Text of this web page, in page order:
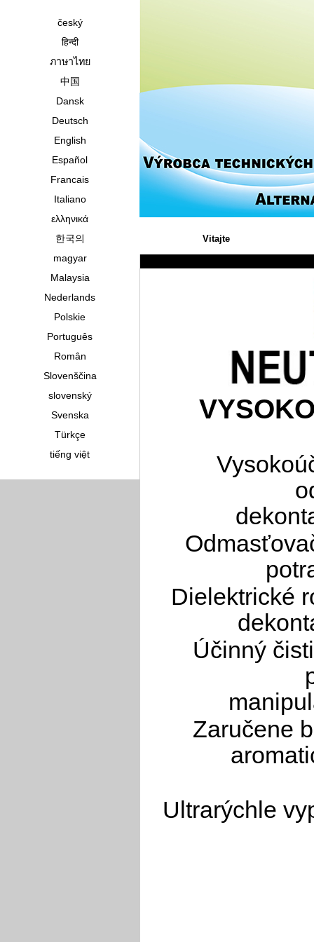
český
हिन्दी
ภาษาไทย
中国
Dansk
Deutsch
English
Español
Francais
Italiano
ελληνικά
한국의
magyar
Malaysia
Nederlands
Polskie
Português
Român
Slovenščina
slovenský
Svenska
Türkçe
tiếng việt
Vitajte
Dielektrické
Účinný
Zaručene
Ultrarýchle